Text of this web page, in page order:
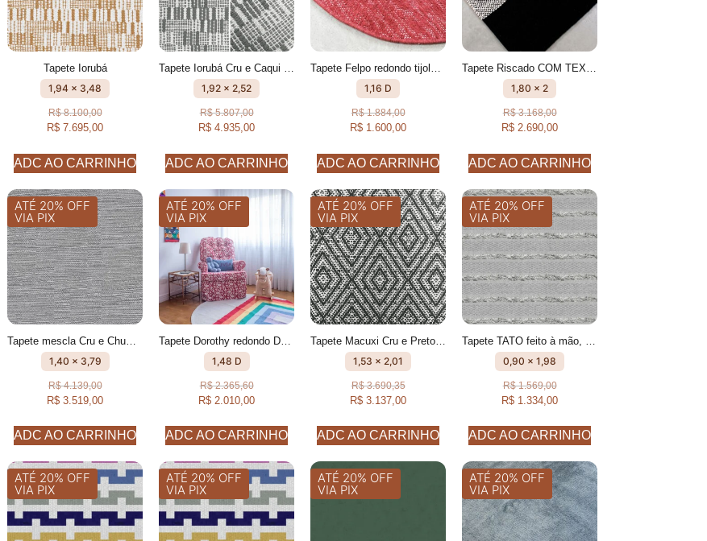
Tapete Iorubá
1,94 x 3,48
R$8.100,00
R$ 7.695,00
ADC AO CARRINHO
Tapete Iorubá Cru e Caqui geométrico feito à mão, 100% algodão reciclado
1,92 x 2,52
R$5.807,00
R$ 4.935,00
ADC AO CARRINHO
Tapete Felpo redondo tijolo Fios peludos feito à mão, 100% algodão reciclado
1,16 D
R$1.884,00
R$ 1.600,00
ADC AO CARRINHO
Tapete Riscado COM TEXTURA FEITO À MÃO, 100% ALGODÃO RECICLADO
1,80 x 2
R$3.168,00
R$ 2.690,00
ADC AO CARRINHO
ATÉ 20% OFF
VIA PIX
1,40 x 3,79
R$4.139,00
R$ 3.519,00
ADC AO CARRINHO
ATÉ 20% OFF
VIA PIX
1,48 D
R$2.365,60
R$ 2.010,00
ADC AO CARRINHO
ATÉ 20% OFF
VIA PIX
1,53 x 2,01
R$3.690,35
R$ 3.137,00
ADC AO CARRINHO
ATÉ 20% OFF
VIA PIX
0,90 x 1,98
R$1.569,00
R$ 1.334,00
ADC AO CARRINHO
ATÉ 20% OFF
VIA PIX
ATÉ 20% OFF
VIA PIX
ATÉ 20% OFF
VIA PIX
ATÉ 20% OFF
VIA PIX